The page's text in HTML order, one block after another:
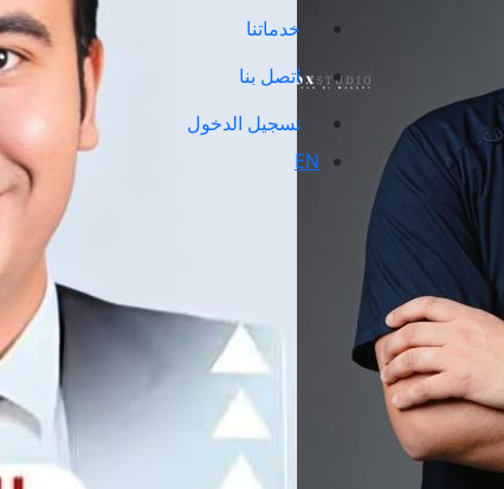
خدماتنا
اتصل بنا
تسجيل الدخول
EN